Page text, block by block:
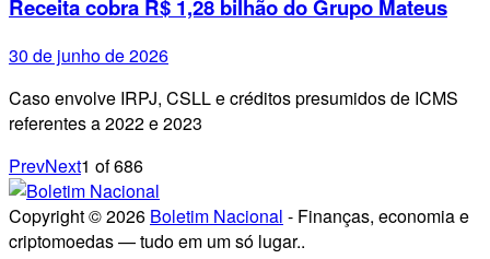
Receita cobra R$ 1,28 bilhão do Grupo Mateus
30 de junho de 2026
Caso envolve IRPJ, CSLL e créditos presumidos de ICMS
referentes a 2022 e 2023
PrevNext1 of686
Copyright © 2026 Boletim Nacional - Finanças, economia e
criptomoedas — tudo em um só lugar..